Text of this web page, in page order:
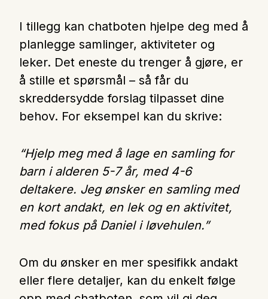
I tillegg kan chatboten hjelpe deg med å
planlegge samlinger, aktiviteter og
leker. Det eneste du trenger å gjøre, er
å stille et spørsmål – så får du
skreddersydde forslag tilpasset dine
behov. For eksempel kan du skrive:
“Hjelp meg med å lage en samling for
barn i alderen 5-7 år, med 4-6
deltakere. Jeg ønsker en samling med
en kort andakt, en lek og en aktivitet,
med fokus på Daniel i løvehulen.”
Om du ønsker en mer spesifikk andakt
eller flere detaljer, kan du enkelt følge